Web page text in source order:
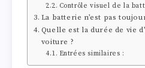
Contrôle visuel de la
La batterie n’est pas
Quelle est la durée de vie
voiture ?
Entrées similaires :